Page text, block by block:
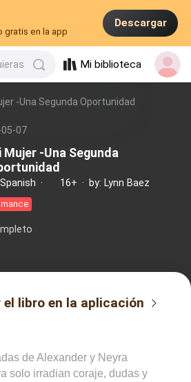
gratis en la app
Descargar
Mi biblioteca
-Una Segunda Oportunidad
07
Mujer -Una Segunda
Spanish · 16+ · by: Lynn Baez
el libro en la aplicación
de Alexander y Neyra
solo irradian coraje, dudas y